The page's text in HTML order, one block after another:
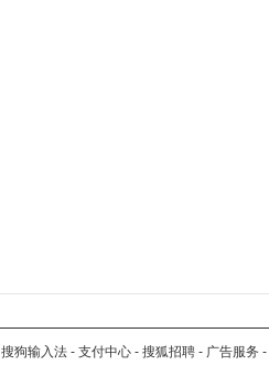
搜狗输入法 - 支付中心 - 搜狐招聘 - 广告服务 -